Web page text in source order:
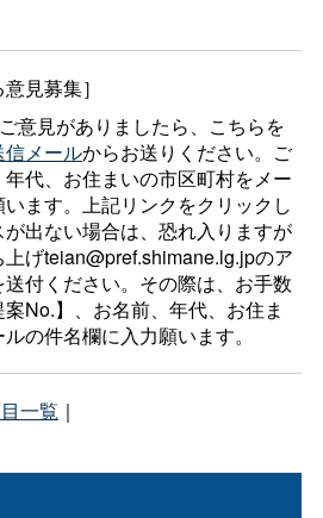
見募集］
意見がありましたら、こちらを
信メールからお送りください。ご
代、お住まいの市区町村をメー
ます。上記リンクをクリックし
出ない場合は、恐れ入りますが
げteian@pref.shimane.lg.jpのア
送付ください。その際は、お手数
No.】、お名前、年代、お住ま
の件名欄に入力願います。
一覧 ｜